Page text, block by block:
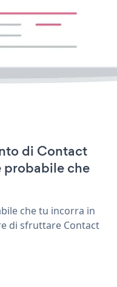
di Contact
probabile che
che tu incorra in
di sfruttare Contact